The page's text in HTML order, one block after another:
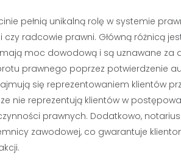
pełnią unikalną rolę w systemie
radcowie prawni. Główną różnicą
moc dowodową i są uznawane za
prawnego poprzez potwierdzenie
się reprezentowaniem klientów
nie reprezentują klientów w
prawnych. Dodatkowo,
zawodowej, co gwarantuje